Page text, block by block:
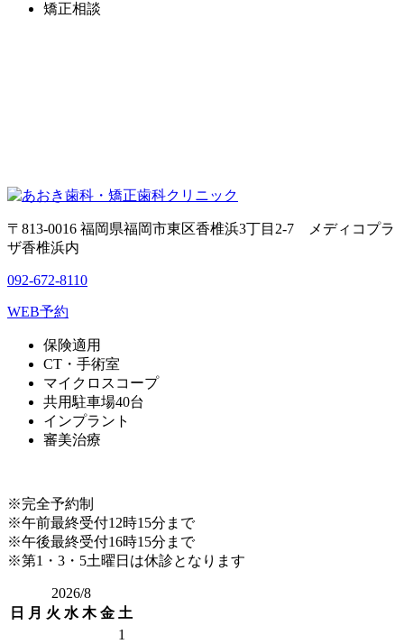
矯正相談
〒813-0016 福岡県福岡市東区香椎浜3丁目2-7 メディコプラ
ザ香椎浜内
092-672-8110
WEB予約
保険適用
CT・手術室
マイクロスコープ
共用駐車場40台
インプラント
審美治療
※完全予約制
※午前最終受付12時15分まで
※午後最終受付16時15分まで
※第1・3・5土曜日は休診となります
2026/8
日 月 火 水 木 金 土
1